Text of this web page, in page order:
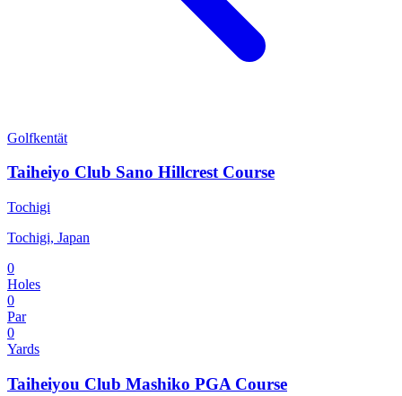
Golfkentät
Taiheiyo Club Sano Hillcrest Course
Tochigi
Tochigi, Japan
0
Holes
0
Par
0
Yards
Taiheiyou Club Mashiko PGA Course